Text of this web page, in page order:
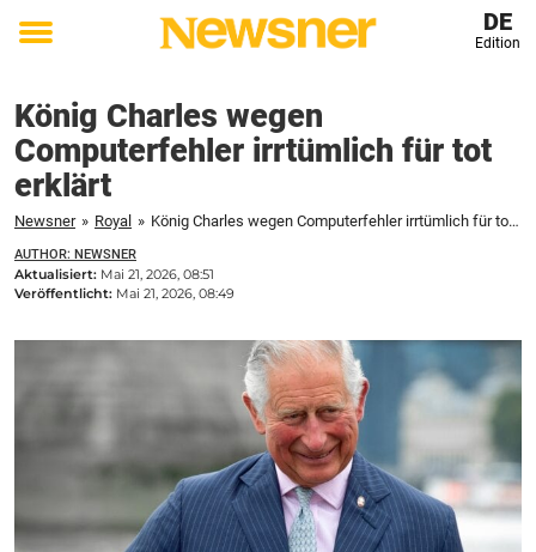
Toggle
DE
Edition
König Charles wegen
Computerfehler irrtümlich für tot
erklärt
Newsner » Royal » König Charles wegen Computerfehler irrtümlich für tot erklärt
AUTHOR: NEWSNER
Aktualisiert: Mai 21, 2026, 08:51
Veröffentlicht: Mai 21, 2026, 08:49